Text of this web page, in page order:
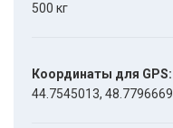
500 кг
Координаты для GPS:
44.7545013, 48.7796669